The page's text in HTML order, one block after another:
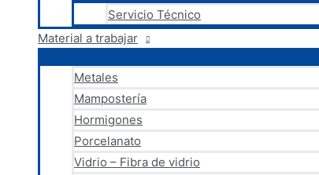
Servicio Técnico
Material a trabajar
Metales
Mampostería
Hormigones
Porcelanato
Vidrio – Fibra de vidrio